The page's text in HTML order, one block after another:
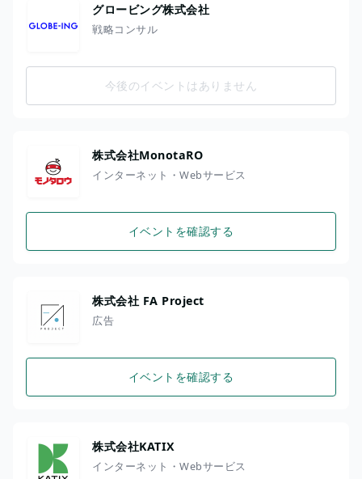
グロービング株式会社
戦略コンサル
今後のイベントはありません
株式会社MonotaRO
インターネット・Webサービス
イベントを確認する
株式会社 FA Project
広告
イベントを確認する
株式会社KATIX
インターネット・Webサービス